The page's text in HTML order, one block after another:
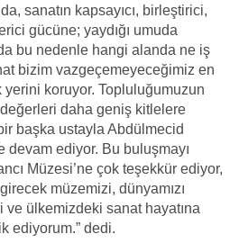
sanatın kapsayıcı, birleştirici,
gücüne; yaydığı umuda
bu nedenle hangi alanda ne iş
bizim vazgeçemeyeceğimiz en
koruyor. Topluluğumuzun
daha geniş kitlelere
başka ustayla Abdülmecid
devam ediyor. Bu buluşmayı
Müzesi’ne çok teşekkür ediyor,
müzemizi, dünyamızı
ülkemizdeki sanat hayatına
ediyorum.” dedi.